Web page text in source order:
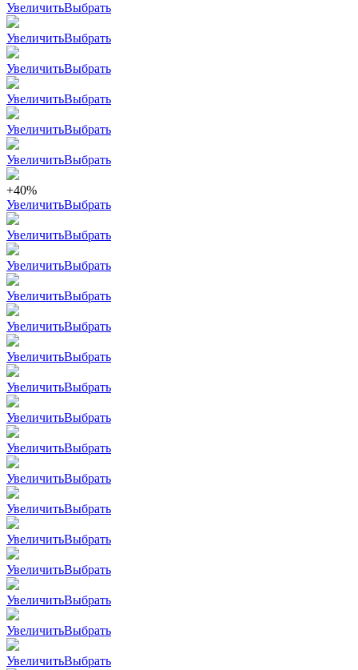
УвеличитьВыбрать
УвеличитьВыбрать
УвеличитьВыбрать
УвеличитьВыбрать
УвеличитьВыбрать
УвеличитьВыбрать
+40%
УвеличитьВыбрать
УвеличитьВыбрать
УвеличитьВыбрать
УвеличитьВыбрать
УвеличитьВыбрать
УвеличитьВыбрать
УвеличитьВыбрать
УвеличитьВыбрать
УвеличитьВыбрать
УвеличитьВыбрать
УвеличитьВыбрать
УвеличитьВыбрать
УвеличитьВыбрать
УвеличитьВыбрать
УвеличитьВыбрать
УвеличитьВыбрать